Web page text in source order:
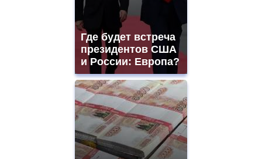
Где будет встреча
президентов США
и России: Европа?